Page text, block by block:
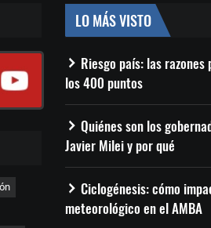
LO MÁS VISTO
Riesgo país: las
los 400 puntos
Quiénes son los
Javier Milei y por qué
Ciclogénesis: cómo
meteorológico en el AMBA